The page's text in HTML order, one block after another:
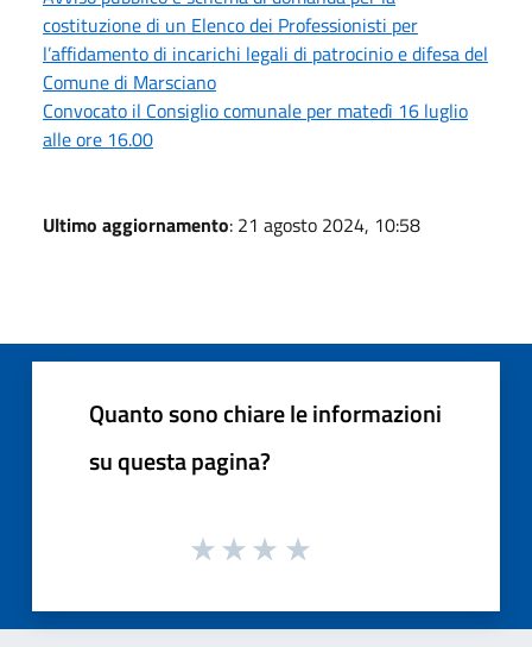
costituzione di un Elenco dei Professionisti per
l’affidamento di incarichi legali di patrocinio e difesa del
Comune di Marsciano
Convocato il Consiglio comunale per matedì 16 luglio
alle ore 16.00
Ultimo aggiornamento: 21 agosto 2024, 10:58
Quanto sono chiare le informazioni
su questa pagina?